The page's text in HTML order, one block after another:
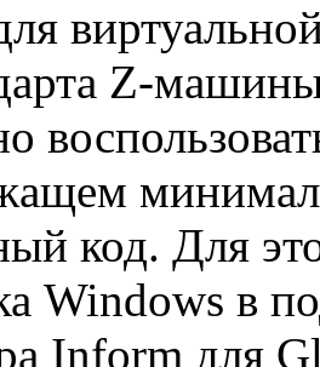
Z-
код. Для
Windows в
Inform для